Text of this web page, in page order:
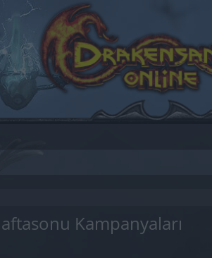
Kampanyaları